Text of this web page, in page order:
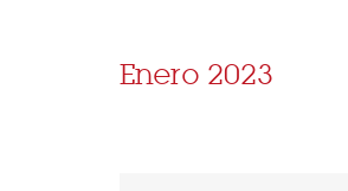
Enero 2023